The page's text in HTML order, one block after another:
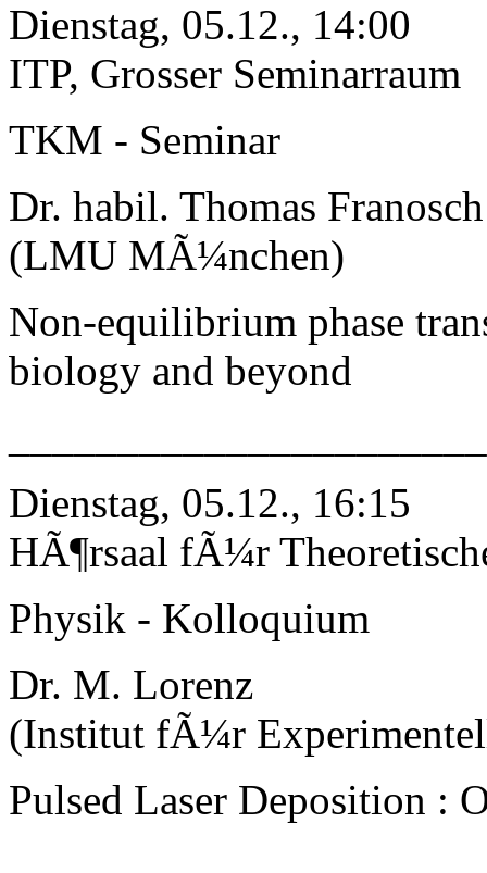
Dienstag, 05.12., 14:00
ITP, Grosser Seminarraum
TKM - Seminar
Dr. habil. Thomas Franosch
(LMU MÃ¼nchen)
Non-equilibrium phase
biology and beyond
Dienstag, 05.12., 16:15
HÃ¶rsaal fÃ¼r
Physik - Kolloquium
Dr. M. Lorenz
(Institut fÃ¼r
Pulsed Laser Deposition :